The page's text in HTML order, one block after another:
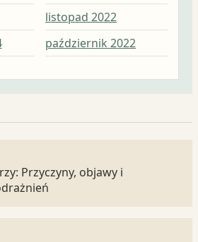
listopad 2022
październik 2022
Przyczyny, objawy i